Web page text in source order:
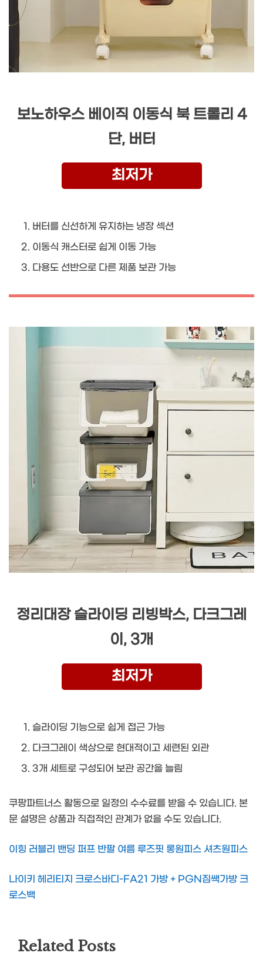
보노하우스 베이직 이동식 북 트롤리 4
단, 버터
최저가
버터를 신선하게 유지하는 냉장 섹션
이동식 캐스터로 쉽게 이동 가능
다용도 선반으로 다른 제품 보관 가능
정리대장 슬라이딩 리빙박스, 다크그레
이, 3개
최저가
슬라이딩 기능으로 쉽게 접근 가능
다크그레이 색상으로 현대적이고 세련된 외관
3개 세트로 구성되어 보관 공간을 늘림
쿠팡파트너스 활동으로 일정의 수수료를 받을 수 있습니다. 본
문 설명은 상품과 직접적인 관계가 없을 수도 있습니다.
이힝 러블리 밴딩 퍼프 반팔 여름 루즈핏 롱원피스 셔츠원피스
나이키 헤리티지 크로스바디-FA21 가방 + PGN짐쌕가방 크
로스백
Related Posts